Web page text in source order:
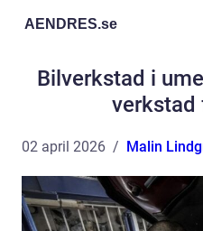
AENDRES.se
Bilverkstad i
verkstad
02 april 2026 Malin